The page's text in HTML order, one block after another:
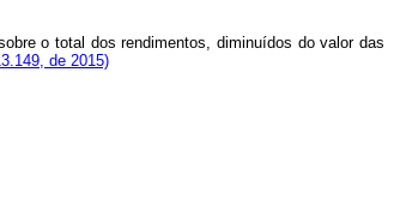
o total dos rendimentos, diminuídos do valor das
de 2015)